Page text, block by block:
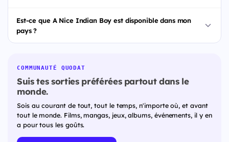
Est-ce que A Nice Indian Boy est disponible dans mon
pays ?
COMMUNAUTÉ QUODAT
Suis tes sorties préférées partout dans le
monde.
Sois au courant de tout, tout le temps, n'importe où, et avant
tout le monde. Films, mangas, jeux, albums, événements, il y en
a pour tous les goûts.